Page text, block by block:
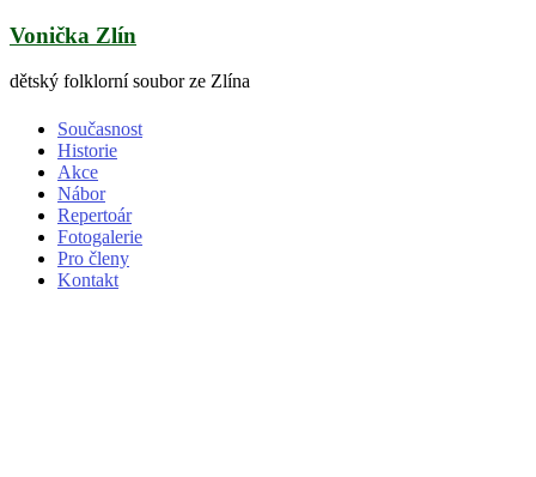
Skip
content
Vonička Zlín
dětský folklorní soubor ze Zlína
Současnost
Historie
Akce
Nábor
Repertoár
Fotogalerie
Pro členy
Kontakt